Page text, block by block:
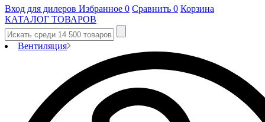
Вход для дилеров Избранное 0 Сравнить 0 Корзина
КАТАЛОГ ТОВАРОВ
Вентиляция